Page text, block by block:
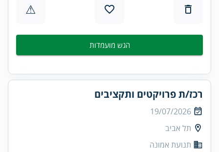
⚠
הגש מועמדות
רכז/ת פרויקטים ותקציבים
19/07/2026
תל אביב
תנועת אמונה